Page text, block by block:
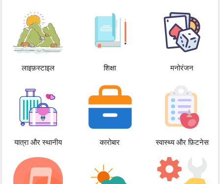
लाइफ़स्टाइल शिक्षा मनोरंजन
यात्रा और स्थानीय कारोबार स्वास्थ्य और फ़िटनेस